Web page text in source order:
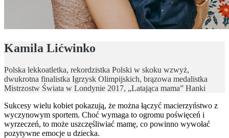
Kamila Lićwinko
Polska lekkoatletka, rekordzistka Polski w skoku wzwyż,
dwukrotna finalistka Igrzysk Olimpijskich, brązowa medalistka
Mistrzostw Świata w Londynie 2017, „Latająca mama” Hanki
Sukcesy wielu kobiet pokazują, że można łączyć macierzyństwo z
wyczynowym sportem. Choć wymaga to ogromu poświęceń i
wyrzeczeń, to może uszczęśliwiać mamę, co powinno wywołać
pozytywne emocje u dziecka.